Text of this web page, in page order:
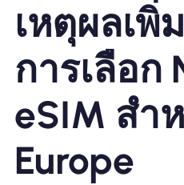
เหตุผลเพิ่
การเลือก
eSIM สำ
Europe